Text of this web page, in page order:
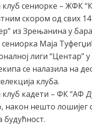
сениорке – ЖФК
скором од свих
из Зрењанина у
Маја
лиги “Центар”
се налазила на
клуба.
кадети – ФК “АФ
након нешто лошијег
будућност.